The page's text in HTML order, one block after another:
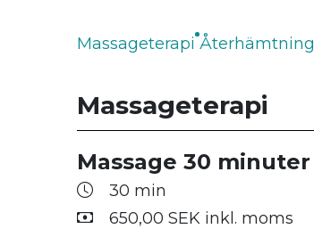
Massageterapi Återhämtning
Massageterapi
Massage 30 minuter
30 min
650,00 SEK inkl. moms